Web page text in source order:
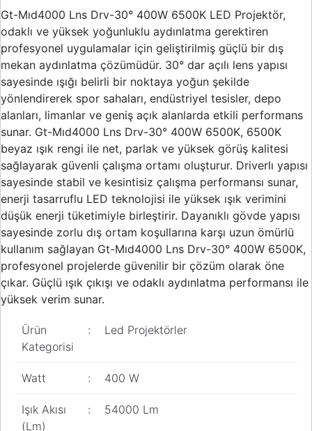
Gt-Mıd4000 Lns Drv-30° 400W 6500K LED Projektör,
odaklı ve yüksek yoğunluklu aydınlatma gerektiren
profesyonel uygulamalar için geliştirilmiş güçlü bir dış
mekan aydınlatma çözümüdür. 30° dar açılı lens yapısı
sayesinde ışığı belirli bir noktaya yoğun şekilde
yönlendirerek spor sahaları, endüstriyel tesisler, depo
alanları, limanlar ve geniş açık alanlarda etkili performans
sunar. Gt-Mıd4000 Lns Drv-30° 400W 6500K, 6500K
beyaz ışık rengi ile net, parlak ve yüksek görüş kalitesi
sağlayarak güvenli çalışma ortamı oluşturur. Driverlı yapısı
sayesinde stabil ve kesintisiz çalışma performansı sunar,
enerji tasarruflu LED teknolojisi ile yüksek ışık verimini
düşük enerji tüketimiyle birleştirir. Dayanıklı gövde yapısı
sayesinde zorlu dış ortam koşullarına karşı uzun ömürlü
kullanım sağlayan Gt-Mıd4000 Lns Drv-30° 400W 6500K,
profesyonel projelerde güvenilir bir çözüm olarak öne
çıkar. Güçlü ışık çıkışı ve odaklı aydınlatma performansı ile
yüksek verim sunar.
Ürün
Kategorisi
: Led Projektörler
Watt : 400 W
Işık Akısı
(Lm)
: 54000 Lm